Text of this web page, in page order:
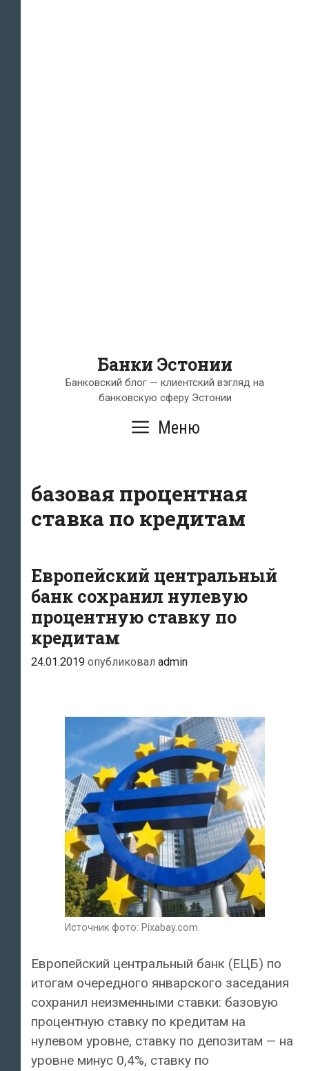
Банки Эстонии
Банковский блог — клиентский взгляд на
банковскую сферу Эстонии
Меню
базовая процентная
ставка по кредитам
Европейский центральный
банк сохранил нулевую
процентную ставку по
кредитам
24.01.2019 опубликовал admin
Источник фото: Pixabay.com.
Европейский центральный банк (ЕЦБ) по
итогам очередного январского заседания
сохранил неизменными ставки: базовую
процентную ставку по кредитам на
нулевом уровне, ставку по депозитам — на
уровне минус 0,4%, ставку по